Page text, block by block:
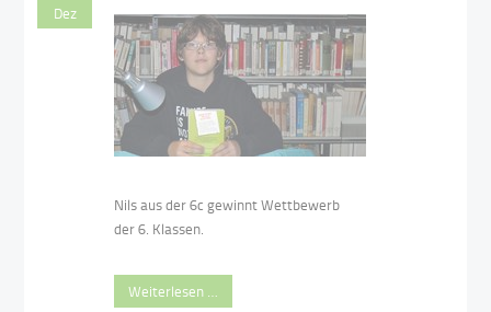
Dez
Nils aus der 6c gewinnt Wettbewerb
der 6. Klassen.
Weiterlesen …